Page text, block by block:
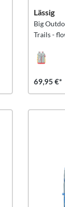
Lässig
Big
Trails -
69,95 €*